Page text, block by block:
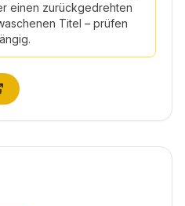
einen zurückgedrehten
Titel – prüfen